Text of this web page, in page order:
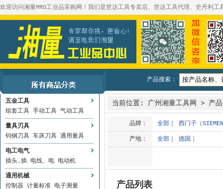
欢迎访问湘量MRO工业品采购网！我们是世达工具专卖店、世达工具代理、史丹利
产品搜索：
五金工具
组套工具 手动工具 气动工具
量具刃具
钨钢刀具 车床刀具 通用量具
电工电气
插头.插 电线、电 电动机
通用机械
控制器 计量标准 电子测量
当前位置: 广州湘量工具网 > 产
品牌： 全部 西门子（
产地： 全部 德国
产品列表